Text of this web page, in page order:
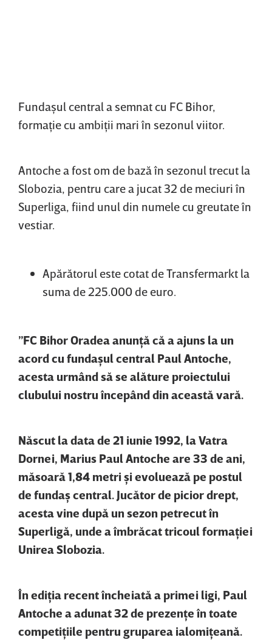
Fundaşul central a semnat cu FC Bihor,
formaţie cu ambiţii mari în sezonul viitor.
Antoche a fost om de bază în sezonul trecut la
Slobozia, pentru care a jucat 32 de meciuri în
Superliga, fiind unul din numele cu greutate în
vestiar.
Apărătorul este cotat de Transfermarkt la
suma de 225.000 de euro.
”FC Bihor Oradea anunţă că a ajuns la un
acord cu fundaşul central Paul Antoche,
acesta urmând să se alăture proiectului
clubului nostru începând din această vară.
Născut la data de 21 iunie 1992, la Vatra
Dornei, Marius Paul Antoche are 33 de ani,
măsoară 1,84 metri şi evoluează pe postul
de fundaş central. Jucător de picior drept,
acesta vine după un sezon petrecut în
Superligă, unde a îmbrăcat tricoul formaţiei
Unirea Slobozia.
În ediţia recent încheiată a primei ligi, Paul
Antoche a adunat 32 de prezenţe în toate
competiţiile pentru gruparea ialomiţeană.